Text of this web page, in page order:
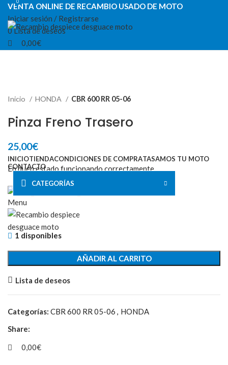
VENTA ONLINE DE RECAMBIO USADO DE MOTO
Iniciar sesión / Registrarse
0Lista de deseos
0,00€
INICIOTIENDACONDICIONES DE COMPRATASAMOS TU MOTO
CONTACTO
CATEGORÍAS
Menu
0
0,00€
Inicio HONDA CBR 600 RR 05-06
Pinza Freno Trasero
25,00€
En buen estado,funcionando correctamente.
1 disponibles
AÑADIR AL CARRITO
Lista de deseos
Categorías: CBR 600 RR 05-06 , HONDA
Share: